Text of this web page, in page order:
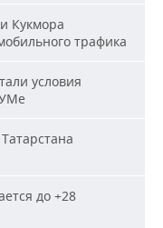
Кукмора
трафика
условия
до +28